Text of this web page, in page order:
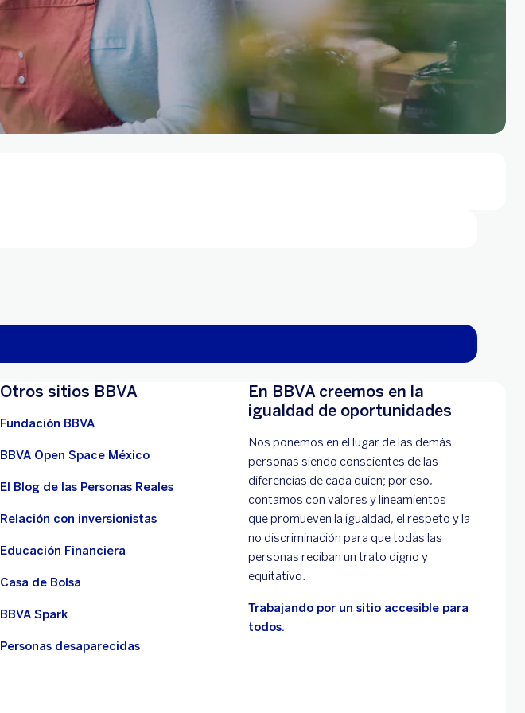
Otros sitios BBVA
Fundación BBVA
BBVA Open Space México
El Blog de las Personas Reales
Relación con inversionistas
Educación Financiera
Casa de Bolsa
BBVA Spark
Personas desaparecidas
En BBVA creemos en la
igualdad de oportunidades
Nos ponemos en el lugar de las demás
personas siendo conscientes de las
diferencias de cada quien; por eso,
contamos con valores y lineamientos
que promueven la igualdad, el respeto y la
no discriminación para que todas las
personas reciban un trato digno y
equitativo.
Trabajando por un sitio accesible para
todos.